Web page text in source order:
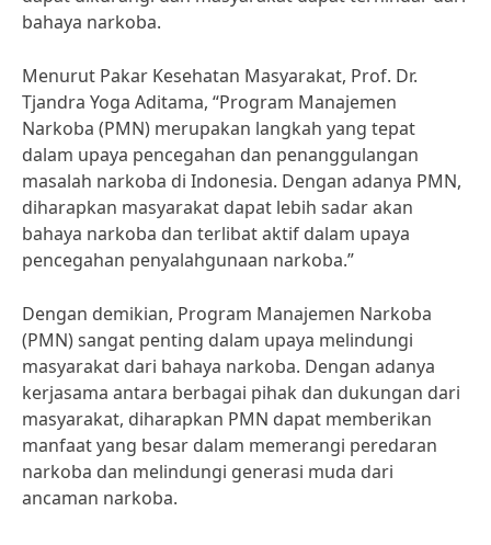
bahaya narkoba.
Menurut Pakar Kesehatan Masyarakat, Prof. Dr.
Tjandra Yoga Aditama, “Program Manajemen
Narkoba (PMN) merupakan langkah yang tepat
dalam upaya pencegahan dan penanggulangan
masalah narkoba di Indonesia. Dengan adanya PMN,
diharapkan masyarakat dapat lebih sadar akan
bahaya narkoba dan terlibat aktif dalam upaya
pencegahan penyalahgunaan narkoba.”
Dengan demikian, Program Manajemen Narkoba
(PMN) sangat penting dalam upaya melindungi
masyarakat dari bahaya narkoba. Dengan adanya
kerjasama antara berbagai pihak dan dukungan dari
masyarakat, diharapkan PMN dapat memberikan
manfaat yang besar dalam memerangi peredaran
narkoba dan melindungi generasi muda dari
ancaman narkoba.